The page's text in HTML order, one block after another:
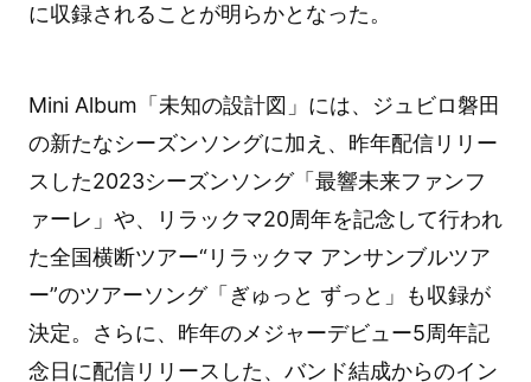
に収録されることが明らかとなった。
Mini Album「未知の設計図」には、ジュビロ磐田
の新たなシーズンソングに加え、昨年配信リリー
スした2023シーズンソング「最響未来ファンフ
ァーレ」や、リラックマ20周年を記念して行われ
た全国横断ツアー“リラックマ アンサンブルツア
ー”のツアーソング「ぎゅっと ずっと」も収録が
決定。さらに、昨年のメジャーデビュー5周年記
念日に配信リリースした、バンド結成からのイン